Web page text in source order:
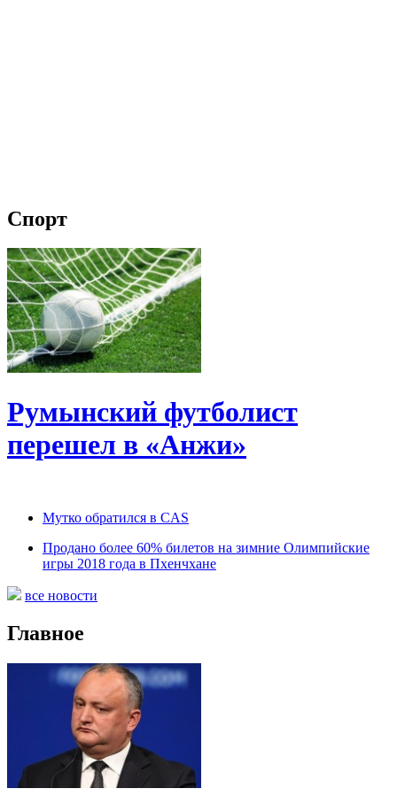
Спорт
Румынский футболист
перешел в «Анжи»
Мутко обратился в CAS
Продано более 60% билетов на зимние Олимпийские
игры 2018 года в Пхенчхане
все новости
Главное